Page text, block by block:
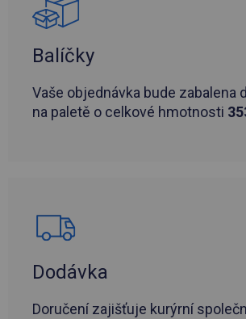
Balíčky
Vaše objednávka bude zabalena
na paletě o celkové hmotnosti
Dodávka
Doručení zajišťuje kurýrní